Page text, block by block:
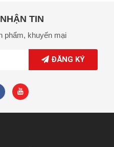
TIN
phẩm, khuyến mại
ĐĂNG KÝ